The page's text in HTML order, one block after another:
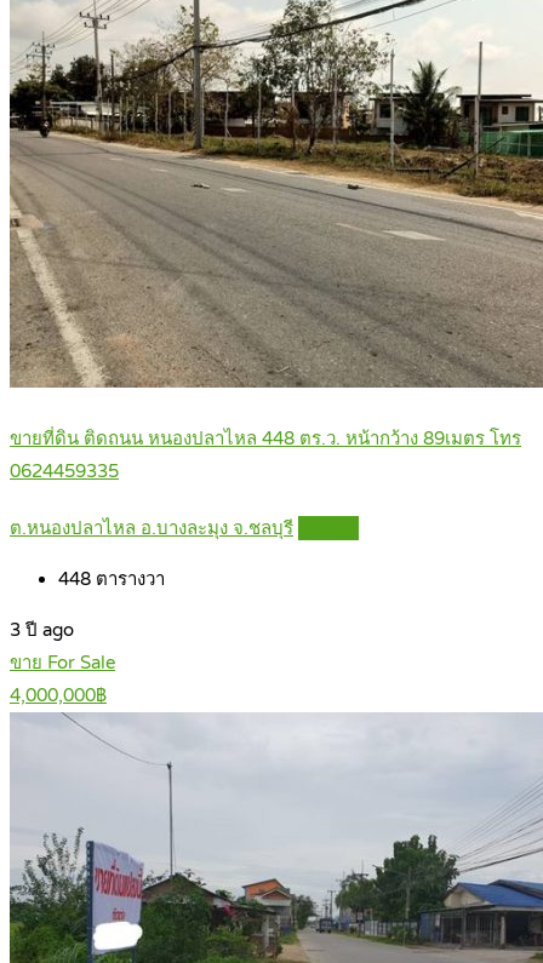
ขายที่ดิน ติดถนน หนองปลาไหล 448 ตร.ว. หน้ากว้าง 89เมตร โทร
0624459335
ต.หนองปลาไหล อ.บางละมุง จ.ชลบุรี
448 ตารางวา
3 ปี ago
ขาย For Sale
4,000,000฿